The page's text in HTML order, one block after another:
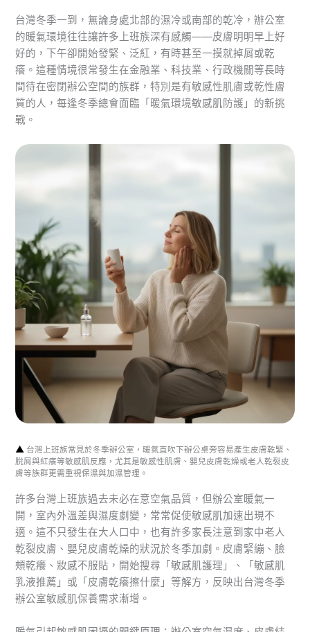
台灣冬季一到，無論身處北部的濕冷或南部的乾冷，辦公室
的暖氣環境往往讓許多上班族深有感觸——皮膚明明早上好
好的，下午卻開始發緊、泛紅，有時甚至一摸就掉屑或乾
癢。這種情境很常發生在金融業、科技業、行政機關等長時
間待在密閉辦公空間的族群，特別是有敏感性肌膚或乾性膚
質的人，每逢冬季總會面臨「暖氣環境敏感肌防護」的新挑
戰。
▲ 台灣上班族常見於冬季辦公室，暖氣直吹下辦公桌旁容易產生皮膚乾緊、
脫屑與紅癢等敏感肌反應，尤其是敏感性肌膚、嬰兒皮膚乾燥或老人乾裂皮
膚等族群更需重視保濕與加濕管理。
許多台灣上班族過去未必在意空氣品質，但辦公室暖氣一
開，室內外溫差與濕度劇變，常常促使敏感肌加速出現不
適。這不只發生在大人口中，也有許多家長注意到家中老人
乾裂皮膚、嬰兒皮膚乾燥的狀況於冬季加劇。皮膚緊繃、臉
頰乾癢、妝感不服貼，開始搜尋「敏感肌護理」、「敏感肌
乳液推薦」或「皮膚乾癢擦什麼」等解方，反映出台灣冬季
辦公室敏感肌保養需求漸增。